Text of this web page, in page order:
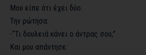
Μου είπε ότι έχει δύο.
Την ρώτησα:
-“Τι δουλειά κάνει ο άντρας σου;”
Και μου απάντησε: